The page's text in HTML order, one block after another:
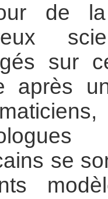
de
sur
après
se